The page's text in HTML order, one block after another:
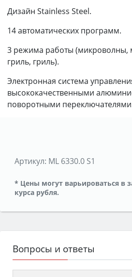
Дизайн Stainless Steel.
14 автоматических программ.
3 режима работы (микроволны,
гриль, гриль).
Электронная система
высококачественными
поворотными
Артикул: ML 6330.0 S1
* Цены могут варьироваться в
курса рубля.
Вопросы и ответы